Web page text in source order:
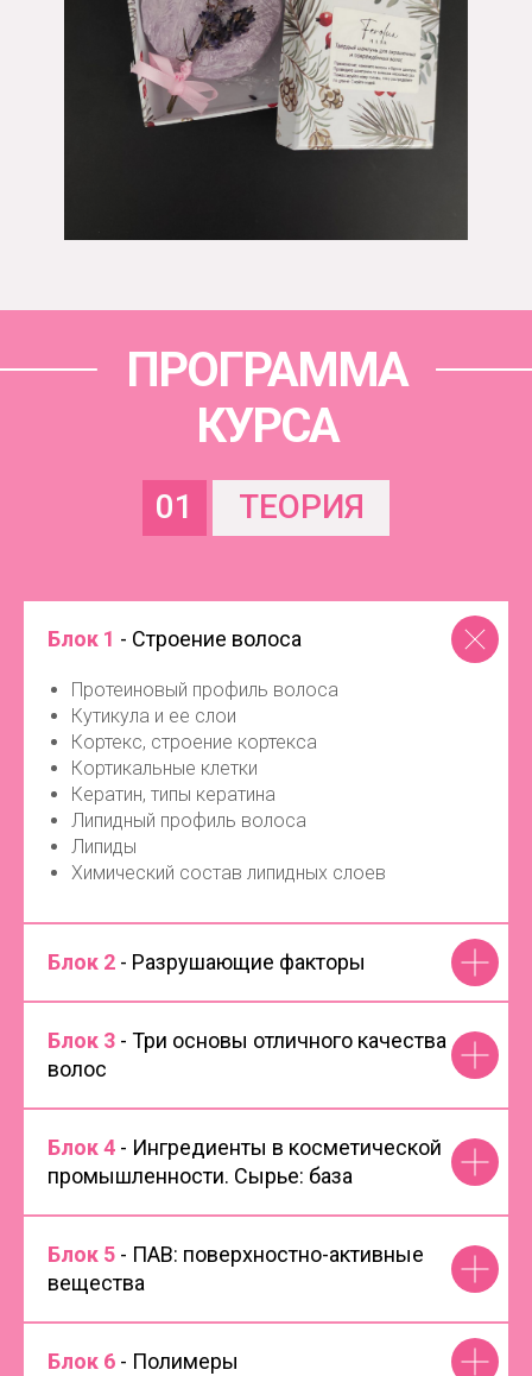
ПРОГРАММА
КУРСА
ТЕОРИЯ
01
Блок 1 - Строение волоса
Протеиновый профиль волоса
Кутикула и ее слои
Кортекс, строение кортекса
Кортикальные клетки
Кератин, типы кератина
Липидный профиль волоса
Липиды
Химический состав липидных слоев
Блок 2 - Разрушающие факторы
Блок 3 - Три основы отличного качества
волос
Блок 4 - Ингредиенты в косметической
промышленности. Сырье: база
Блок 5 - ПАВ: поверхностно-активные
вещества
Блок 6 - Полимеры